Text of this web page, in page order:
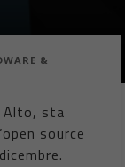
&
Alto, sta
source